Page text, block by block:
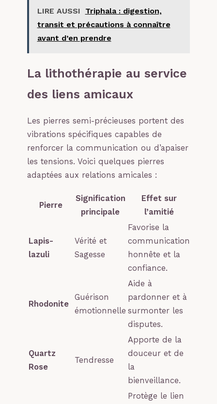
LIRE AUSSI
Triphala : digestion,
transit et précautions à connaître
avant d’en prendre
La lithothérapie au service
des liens amicaux
Les pierres semi-précieuses portent des
vibrations spécifiques capables de
renforcer la communication ou d’apaiser
les tensions. Voici quelques pierres
adaptées aux relations amicales :
Pierre
Signification
principale
Effet sur
l’amitié
Lapis-
lazuli
Vérité et
Sagesse
Favorise la
communication
honnête et la
confiance.
Rhodonite
Guérison
émotionnelle
Aide à
pardonner et à
surmonter les
disputes.
Quartz
Rose
Tendresse
Apporte de la
douceur et de
la
bienveillance.
Protège le lien